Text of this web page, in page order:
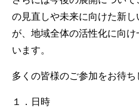
の見直しや未来に向けた新
が、地域全体の活性化に向
います。
多くの皆様のご参加をお待ち
１．日時